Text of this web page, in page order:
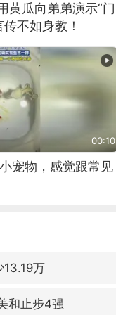
黄瓜向弟弟演示“门
不如身教！
00:10
宠物，感觉跟常见
13.19万
和止步4强